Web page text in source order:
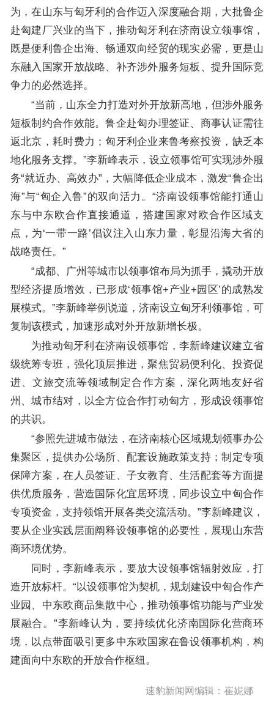
为，在山东与匈牙利的合作迈入深度融合期，大批鲁企
赴匈建厂兴业的当下，推动匈牙利在济南设立领事馆，
既是便利鲁企出海、畅通双向经贸的现实必需，更是山
东融入国家开放战略、补齐涉外服务短板、提升国际竞
争力的必然选择。
“当前，山东全力打造对外开放新高地，但涉外服务
短板制约合作效能。鲁企赴匈办理签证、商事认证需往
返北京，耗时费力；匈牙利企业来鲁考察投资，缺乏本
地化服务支撑。”李新峰表示，设立领事馆可实现涉外服
务“就近办、高效办”，大幅降低企业成本，激发“鲁企出
海”与“匈企入鲁”的双向活力。“济南设领事馆能打通山
东与中东欧合作直接通道，搭建国家对欧合作区域支
点，为‘一带一路’倡议注入山东力量，彰显沿海大省的
战略责任。”
“成都、广州等城市以领事馆布局为抓手，撬动开放
型经济提质增效，已形成‘领事馆+产业+园区’的成熟发
展模式。”李新峰举例说道，济南设立匈牙利领事馆，可
复制该模式，加速形成对外开放新增长极。
为推动匈牙利在济南设领事馆，李新峰建议建立省
级统筹专班，强化顶层推进，聚焦贸易便利化、投资促
进、文旅交流等领域制定合作方案，深化两地友好省
州、城市结对，以全方位合作打动匈方，形成设领事馆
的共识。
“参照先进城市做法，在济南核心区域规划领事办公
集聚区，提供办公场所、配套设施政策支持；制定专项
保障方案，在人员签证、子女教育、生活配套等方面提
供优质服务，营造国际化宜居环境，同步设立中匈合作
专项资金，支持领馆开展各类交流活动。”李新峰建议，
要从企业实践层面阐释设领事馆的必要性，展现山东营
商环境优势。
同时，李新峰表示，要放大设领事馆辐射效应，打
造开放标杆。“以设领事馆为契机，规划建设中匈合作产
业园、中东欧商品集散中心，推动领事馆功能与产业发
展融合。”李新峰认为，要持续优化济南国际化营商环
境，以点带面吸引更多中东欧国家在鲁设领事机构，构
建面向中东欧的开放合作枢纽。
速豹新闻网编辑：崔妮娜